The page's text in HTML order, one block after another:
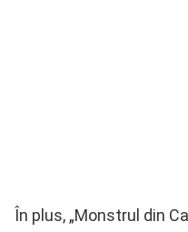
În plus, „Monstrul din